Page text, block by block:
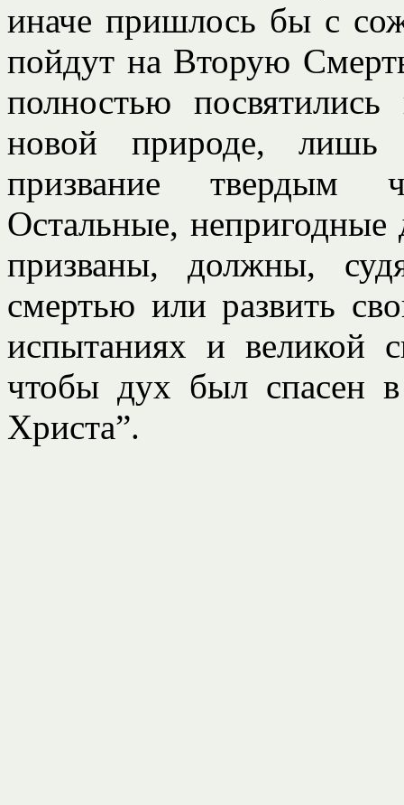
иначе пришлось бы с
пойдут на Вторую
полностью
новой природе, лишь
призвание твердым
Остальные,
призваны, должны,
смертью или развить
испытаниях и великой
чтобы дух был спасен
Христа”.